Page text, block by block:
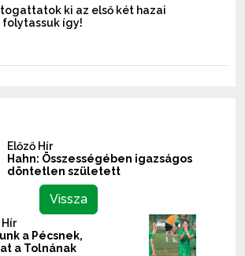
ki az első két hazai
folytassuk így!
Előző Hír
Hahn: Összességében igazságos
döntetlen született
Vissza
a Pécsnek,
a Tolnának